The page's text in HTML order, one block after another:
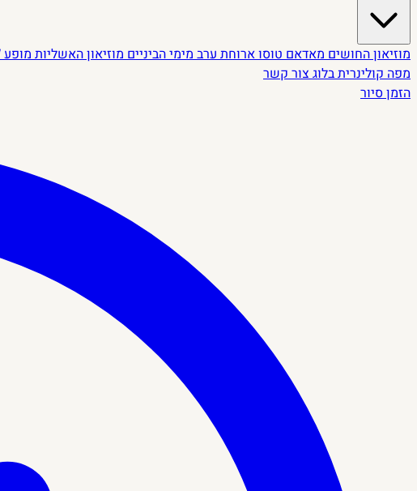
מוזיאון החושיםמאדאם טוסוארוחת ערב מימי הבינייםמוזיאון האשליותמופע WOW
מפה קולינריתבלוגצור קשר
הזמן סיור